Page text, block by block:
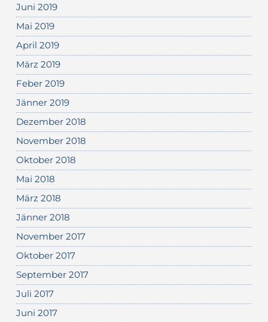
Juni 2019
Mai 2019
April 2019
März 2019
Feber 2019
Jänner 2019
Dezember 2018
November 2018
Oktober 2018
Mai 2018
März 2018
Jänner 2018
November 2017
Oktober 2017
September 2017
Juli 2017
Juni 2017